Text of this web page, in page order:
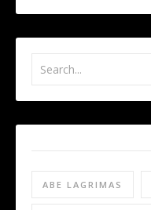
ABE LAGRIMAS